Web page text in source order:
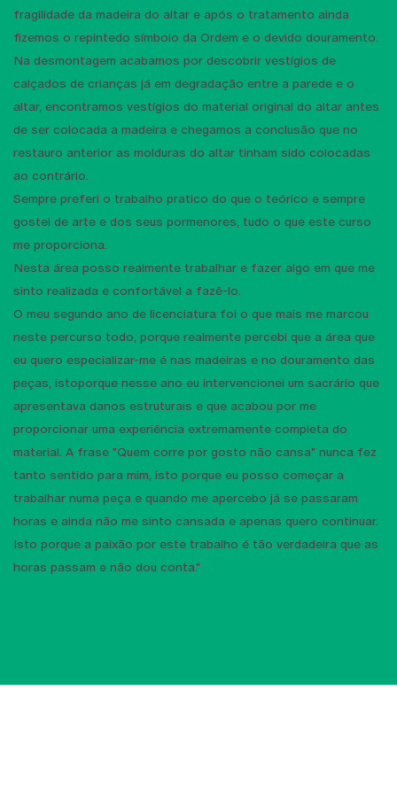
fragilidade da madeira do altar e após o tratamento ainda
fizemos o repintedo símbolo da Ordem e o devido douramento.
Na desmontagem acabamos por descobrir vestígios de
calçados de crianças já em degradação entre a parede e o
altar, encontramos vestígios do material original do altar antes
de ser colocada a madeira e chegamos a conclusão que no
restauro anterior as molduras do altar tinham sido colocadas
ao contrário.
Sempre preferi o trabalho pratico do que o teórico e sempre
gostei de arte e dos seus pormenores, tudo o que este curso
me proporciona.
Nesta área posso realmente trabalhar e fazer algo em que me
sinto realizada e confortável a fazê-lo.
O meu segundo ano de licenciatura foi o que mais me marcou
neste percurso todo, porque realmente percebi que a área que
eu quero especializar-me é nas madeiras e no douramento das
peças, istoporque nesse ano eu intervencionei um sacrário que
apresentava danos estruturais e que acabou por me
proporcionar uma experiência extremamente completa do
material. A frase "Quem corre por gosto não cansa" nunca fez
tanto sentido para mim, isto porque eu posso começar a
trabalhar numa peça e quando me apercebo já se passaram
horas e ainda não me sinto cansada e apenas quero continuar.
Isto porque a paixão por este trabalho é tão verdadeira que as
horas passam e não dou conta."